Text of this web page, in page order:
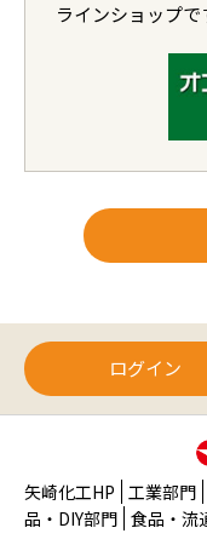
ラインショップで
ログイン
矢崎化工HP 工業部門
品・DIY部門 食品・流